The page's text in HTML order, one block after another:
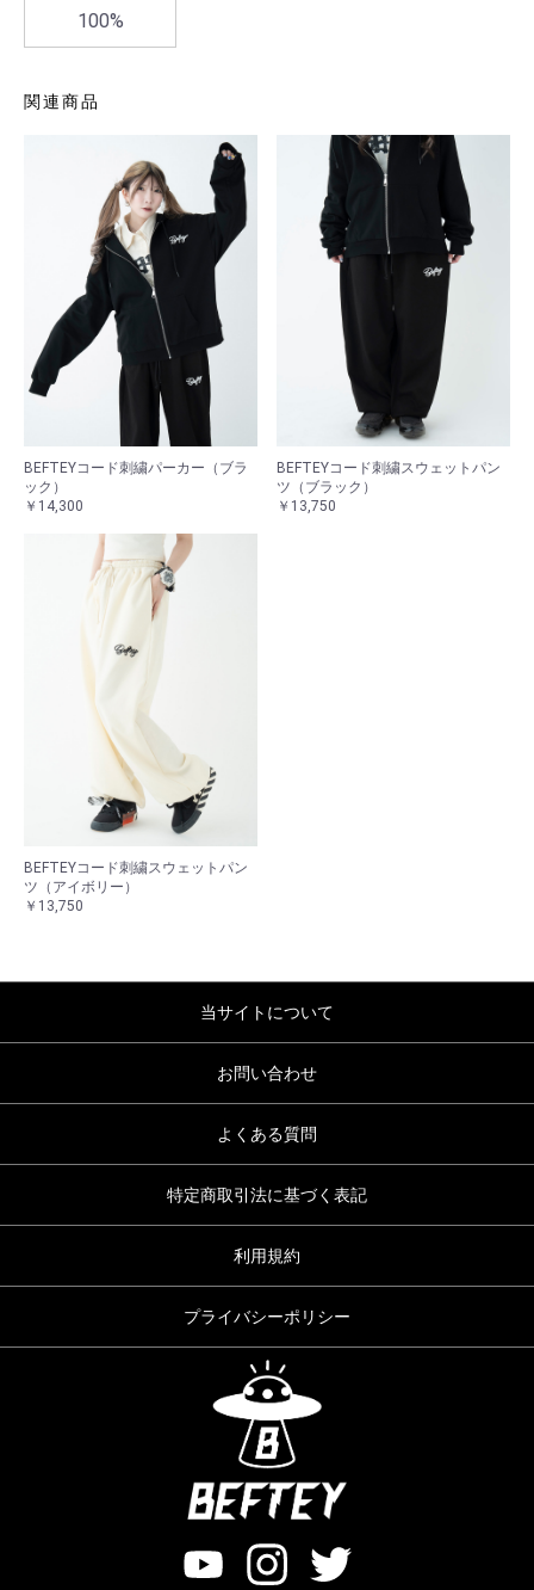
100%
関連商品
BEFTEYコード刺繍パーカー（ブラ
ック）
￥14,300
BEFTEYコード刺繍スウェットパン
ツ（ブラック）
￥13,750
BEFTEYコード刺繍スウェットパン
ツ（アイボリー）
￥13,750
当サイトについて
お問い合わせ
よくある質問
特定商取引法に基づく表記
利用規約
プライバシーポリシー